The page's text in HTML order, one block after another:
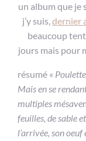
un album que je
j’y suis,dernier
beaucoup
jours mais pour
résumé «
Mais en se
multiples
feuilles, de sable
l’arrivée, son